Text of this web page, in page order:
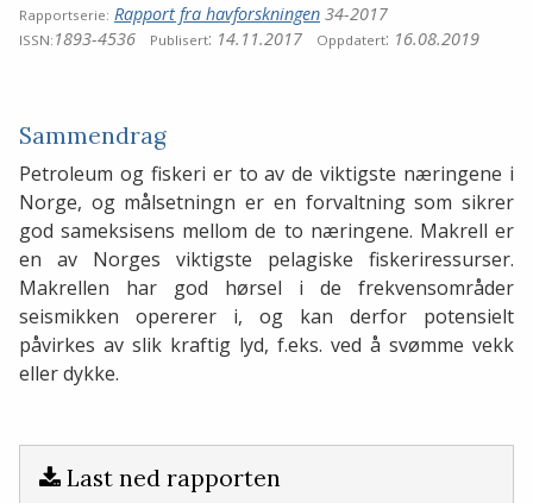
Rapportserie: Rapport fra havforskningen 34-2017
ISSN: 1893-4536 Publisert: 14.11.2017 Oppdatert: 16.08.2019
Sammendrag
Petroleum og fiskeri er to av de viktigste næringene i
Norge, og målsetningn er en forvaltning som sikrer
god sameksisens mellom de to næringene. Makrell er
en av Norges viktigste pelagiske fiskeriressurser.
Makrellen har god hørsel i de frekvensområder
seismikken opererer i, og kan derfor potensielt
påvirkes av slik kraftig lyd, f.eks. ved å svømme vekk
eller dykke.
Last ned rapporten